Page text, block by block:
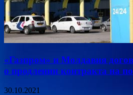
«Газпром» и Молдавия
о продлении контракта на
30.10.2021